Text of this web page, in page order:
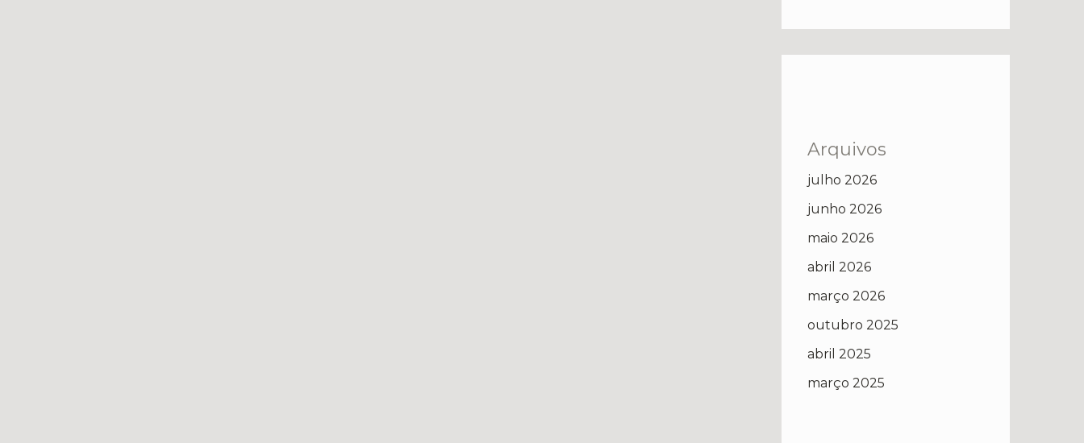
Arquivos
julho 2026
junho 2026
maio 2026
abril 2026
março 2026
outubro 2025
abril 2025
março 2025